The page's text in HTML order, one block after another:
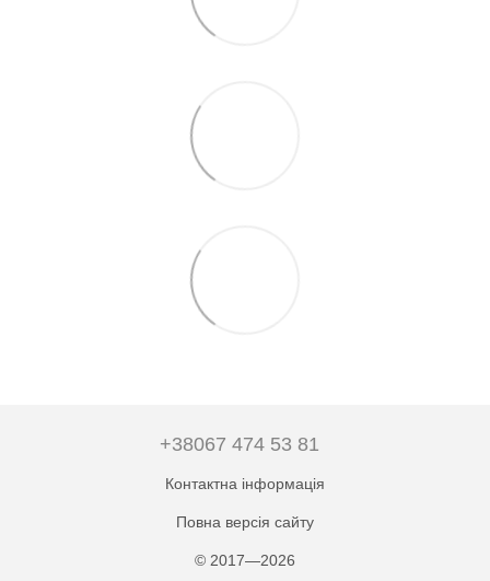
+38067 474 53 81
Контактна інформація
Повна версія сайту
© 2017—2026